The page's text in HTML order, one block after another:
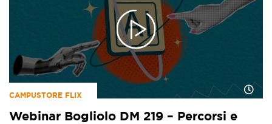
CAMPUSTORE FLIX
Webinar Bogliolo DM 219 – Percorsi e